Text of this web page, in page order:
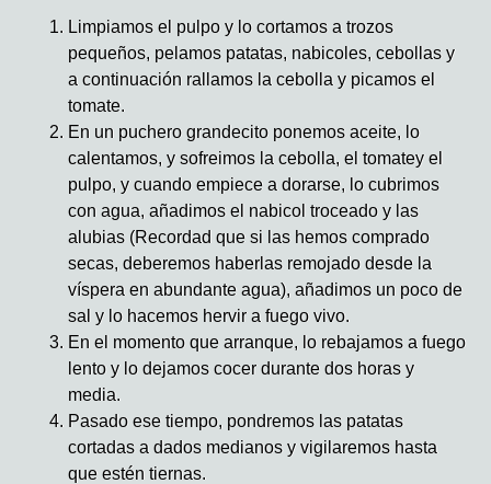
Limpiamos el pulpo y lo cortamos a trozos
pequeños, pelamos patatas, nabicoles, cebollas y
a continuación rallamos la cebolla y picamos el
tomate.
En un puchero grandecito ponemos aceite, lo
calentamos, y sofreimos la cebolla, el tomatey el
pulpo, y cuando empiece a dorarse, lo cubrimos
con agua, añadimos el nabicol troceado y las
alubias (Recordad que si las hemos comprado
secas, deberemos haberlas remojado desde la
víspera en abundante agua), añadimos un poco de
sal y lo hacemos hervir a fuego vivo.
En el momento que arranque, lo rebajamos a fuego
lento y lo dejamos cocer durante dos horas y
media.
Pasado ese tiempo, pondremos las patatas
cortadas a dados medianos y vigilaremos hasta
que estén tiernas.